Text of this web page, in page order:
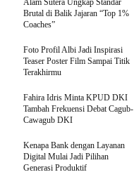
Alam Sutera Ungkap Standar
Brutal di Balik Jajaran “Top 1%
Coaches”
Foto Profil Albi Jadi Inspirasi
Teaser Poster Film Sampai Titik
Terakhirmu
Fahira Idris Minta KPUD DKI
Tambah Frekuensi Debat Cagub-
Cawagub DKI
Kenapa Bank dengan Layanan
Digital Mulai Jadi Pilihan
Generasi Produktif